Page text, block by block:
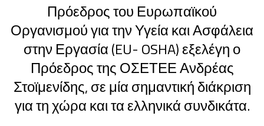
Πρόεδρος του Ευρωπαϊκού
Οργανισμού για την Υγεία και Ασφάλεια
στην Εργασία (EU- OSHA) εξελέγη ο
Πρόεδρος της ΟΣΕΤΕΕ Ανδρέας
Στοϊμενίδης, σε μία σημαντική διάκριση
για τη χώρα και τα ελληνικά συνδικάτα.